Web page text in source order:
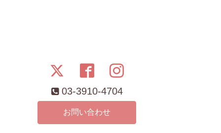
03-3910-4704
お問い合わせ